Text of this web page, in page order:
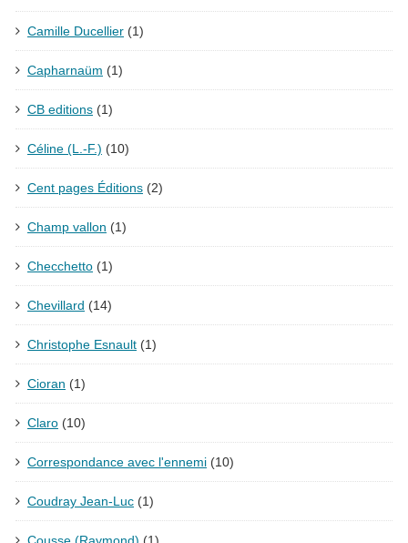
Camille Ducellier (1)
Capharnaüm (1)
CB editions (1)
Céline (L.-F.) (10)
Cent pages Éditions (2)
Champ vallon (1)
Checchetto (1)
Chevillard (14)
Christophe Esnault (1)
Cioran (1)
Claro (10)
Correspondance avec l'ennemi (10)
Coudray Jean-Luc (1)
Cousse (Raymond) (1)